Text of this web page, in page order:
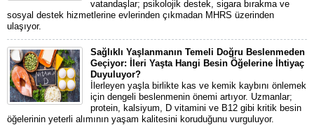
vatandaşlar; psikolojik destek, sigara bırakma ve
sosyal destek hizmetlerine evlerinden çıkmadan MHRS üzerinden
ulaşıyor.
Sağlıklı Yaşlanmanın Temeli Doğru Beslenmeden
Geçiyor: İleri Yaşta Hangi Besin Öğelerine İhtiyaç
Duyuluyor?
İlerleyen yaşla birlikte kas ve kemik kaybını önlemek
için dengeli beslenmenin önemi artıyor. Uzmanlar;
protein, kalsiyum, D vitamini ve B12 gibi kritik besin
öğelerinin yeterli alımının yaşam kalitesini koruduğunu vurguluyor.